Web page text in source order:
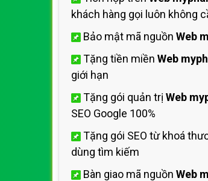
khách hàng gọi luôn không
Bảo mật mã nguồn Web
Tặng tiền miền Web
giới hạn
Tặng gói quản trị Web
SEO Google 100%
Tặng gói SEO từ khoá
dùng tìm kiếm
Bàn giao mã nguồn Web